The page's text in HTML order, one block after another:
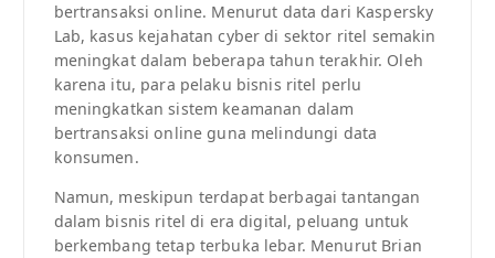
bertransaksi online. Menurut data dari Kaspersky
Lab, kasus kejahatan cyber di sektor ritel semakin
meningkat dalam beberapa tahun terakhir. Oleh
karena itu, para pelaku bisnis ritel perlu
meningkatkan sistem keamanan dalam
bertransaksi online guna melindungi data
konsumen.
Namun, meskipun terdapat berbagai tantangan
dalam bisnis ritel di era digital, peluang untuk
berkembang tetap terbuka lebar. Menurut Brian